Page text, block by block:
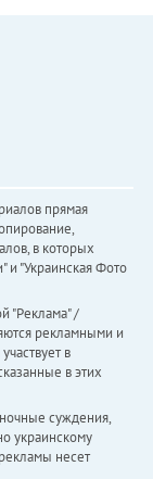
прямая
в которых
и "Украинская Фото
"Реклама" /
рекламными и
в
в этих
суждения,
украинскому
несет